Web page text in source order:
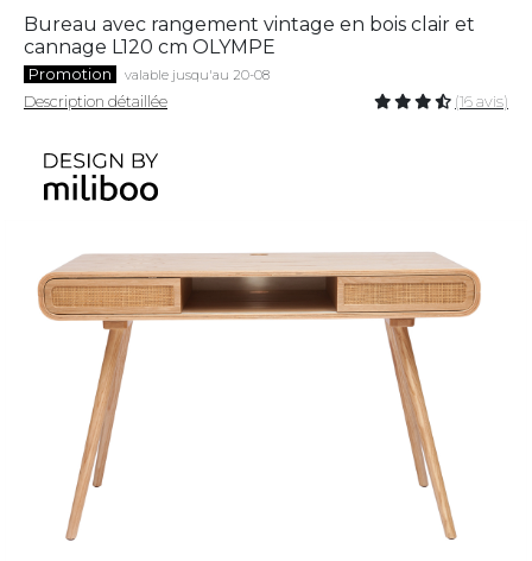
Bureau avec rangement vintage en bois clair et
cannage L120 cm OLYMPE
Promotion valable jusqu'au 20-08
Description détaillée (16 avis)